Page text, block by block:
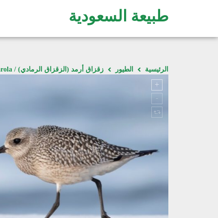
طبيعة السعودية
الرئيسية الطيور زقزاق أرمد (الزقزاق الرمادي) / Pluvialis squatarola